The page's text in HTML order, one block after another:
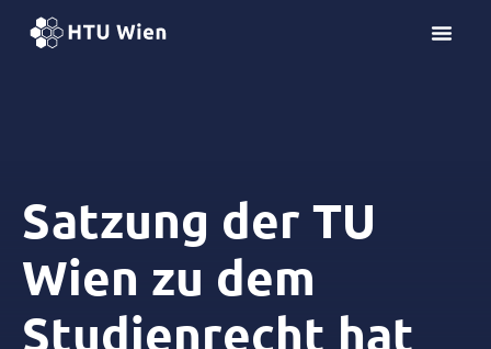
Satzung der TU
Wien zu dem
Studienrecht hat